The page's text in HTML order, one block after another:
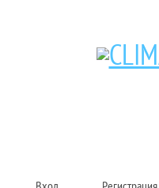
Кондиционеры и сплит-системы,